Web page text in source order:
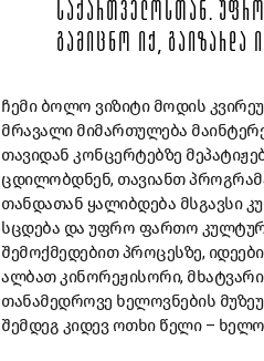
ᲡᲐᲥᲐᲠᲗᲕᲔᲚᲝᲡᲗᲐᲜ.
ᲒᲐᲛᲘᲪᲜᲝ ᲘᲥ, ᲒᲐᲘᲖᲐᲠᲓᲐ
ჩემი ბოლო ვიზიტი მოდის
მრავალი მიმართულება
თავიდან კონცერტებზე
ცდილობდნენ, თავიანთ
თანდათან ყალიბდება მსგავსი
სცდება და უფრო ფართო
შემოქმედებით პროცესზე,
ალბათ კინორეჟისორი,
თანამედროვე ხელოვნების
შემდეგ კიდევ ოთხი წელი –